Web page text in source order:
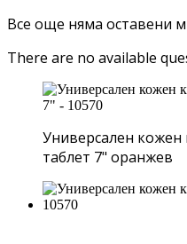
Все още няма оставени
There are no available
Универсален кожен
таблет 7" оранжев